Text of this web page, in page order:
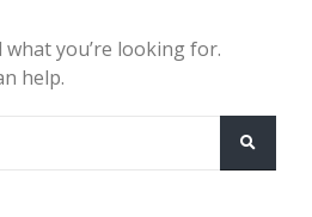
what you’re looking for.
help.